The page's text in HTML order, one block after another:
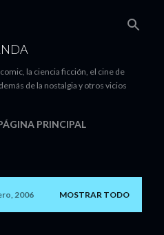
la ciencia ficción, el cine de
de la nostalgia y otros vicios
PRINCIPAL
2006 MOSTRAR TODO